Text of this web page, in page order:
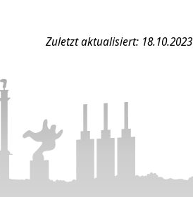
Zuletzt aktualisiert: 18.10.2023